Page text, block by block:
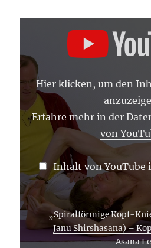
„SPIRALFÖRMIGE
HALTUNG
(PRAVRITTI
JANU
SHIRSHASANA)
KOPF-
KNIE-
POSE
–
ASANA
LEXIKON“
VON
YOUTUBE
ANZEIGEN
Hier klicken, um den
Erfahre mehr in der
von
Inhalt von YouTube
„Spiralförmige Kopf-
Janu Shirshasana) –
Asana